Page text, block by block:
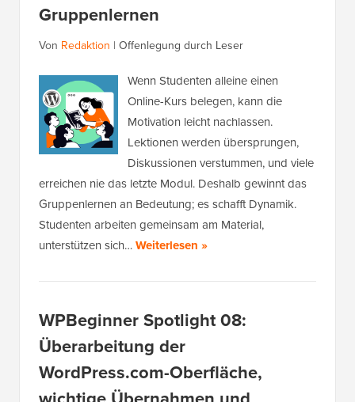
Gruppenlernen
Von Redaktion | Offenlegung durch Leser
Wenn Studenten alleine einen
Online-Kurs belegen, kann die
Motivation leicht nachlassen.
Lektionen werden übersprungen,
Diskussionen verstummen, und viele
erreichen nie das letzte Modul. Deshalb gewinnt das
Gruppenlernen an Bedeutung; es schafft Dynamik.
Studenten arbeiten gemeinsam am Material,
unterstützen sich…Weiterlesen »
WPBeginner Spotlight 08:
Überarbeitung der
WordPress.com-Oberfläche,